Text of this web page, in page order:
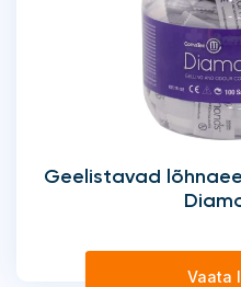
Geelistavad
Vaata